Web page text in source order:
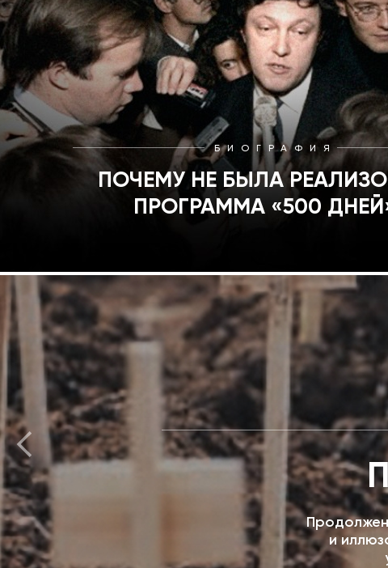
БИОГРАФИЯ
ПОЧЕМУ НЕ БЫЛА
ПРОГРАММА «500
и